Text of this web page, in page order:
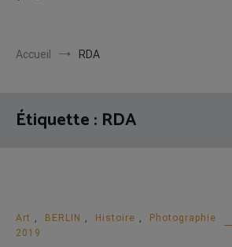
Accueil RDA
Étiquette : RDA
Art , BERLIN , Histoire , Photographie
2019